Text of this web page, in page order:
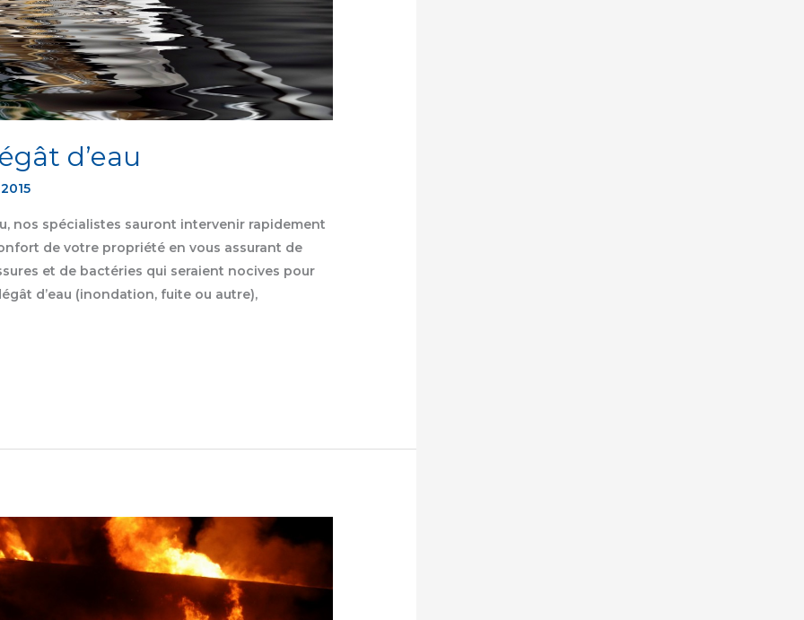
d’eau
nos spécialistes sauront intervenir rapidement
de votre propriété en vous assurant de
et de bactéries qui seraient nocives pour
d’eau (inondation, fuite ou autre),